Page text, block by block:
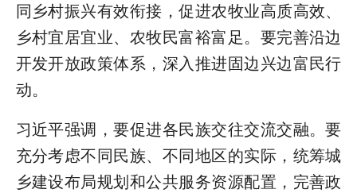
同乡村振兴有效衔接，促进农牧业高质高效、
乡村宜居宜业、农牧民富裕富足。要完善沿边
开发开放政策体系，深入推进固边兴边富民行
动。
习近平强调，要促进各民族交往交流交融。要
充分考虑不同民族、不同地区的实际，统筹城
乡建设布局规划和公共服务资源配置，完善政